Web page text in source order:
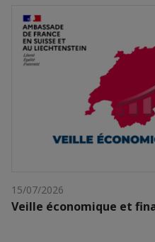
15/07/2026
Veille économique et